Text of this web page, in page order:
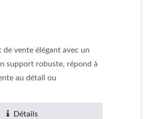
de vente élégant avec un
support robuste, répond à
au détail ou
Détails